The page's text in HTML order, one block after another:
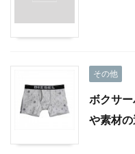
その他
ボクサ
や素材の